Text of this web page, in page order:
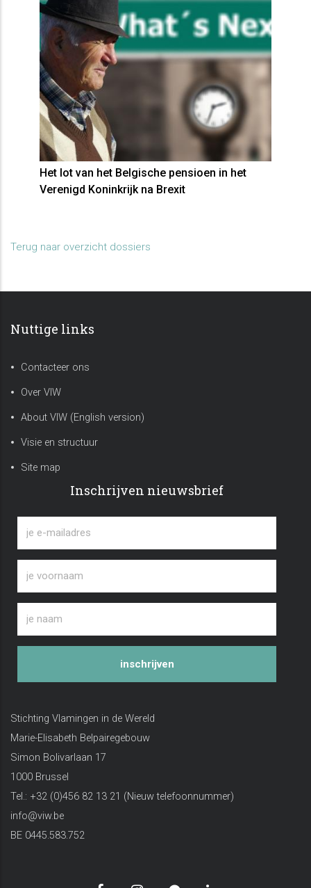
Het lot van het Belgische pensioen in het
Verenigd Koninkrijk na Brexit
Terug naar overzicht dossiers
Nuttige links
Contacteer ons
Over VIW
About VIW (English version)
Visie en structuur
Site map
Inschrijven nieuwsbrief
inschrijven
Stichting Vlamingen in de Wereld
Marie-Elisabeth Belpairegebouw
Simon Bolivarlaan 17
1000 Brussel
Tel.: +32 (0)456 82 13 21 (Nieuw telefoonnummer)
info@viw.be
BE 0445.583.752